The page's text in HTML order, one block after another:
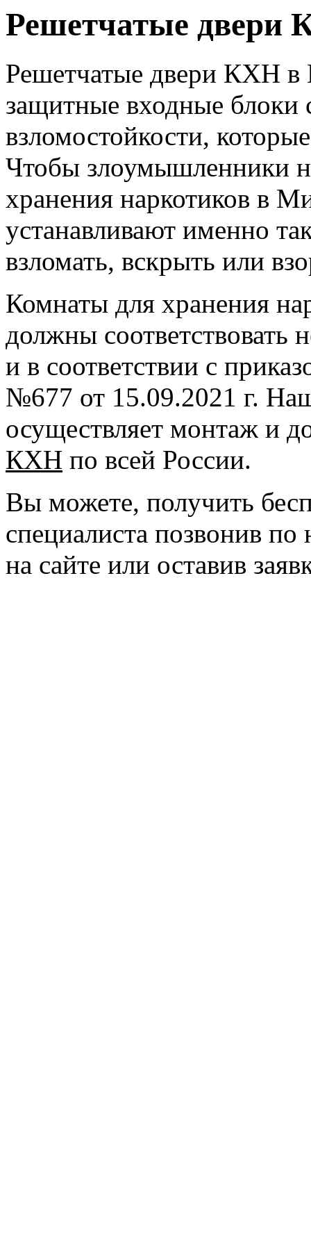
Решетчатые двери
Решетчатые двери КХН в
защитные входные блоки
взломостойкости,
Чтобы злоумышленники
хранения наркотиков в
устанавливают именно
взломать, вскрыть или
Комнаты для хранения
должны
и в соответствии с
№677 от 15.09.2021 г.
осуществляет монтаж и
КХН по всей России.
Вы можете, получить
специалиста позвонив
на сайте или оставив